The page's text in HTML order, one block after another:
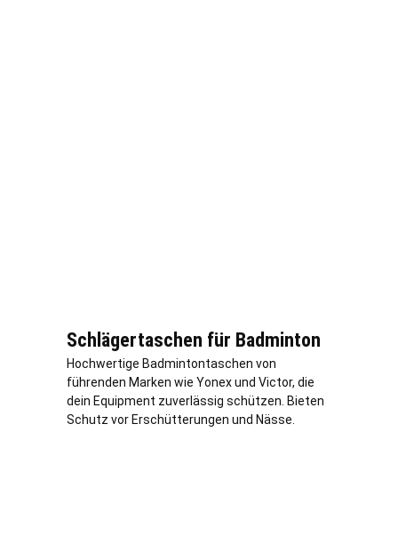
Schlägertaschen für Badminton
Hochwertige Badmintontaschen von
führenden Marken wie Yonex und Victor, die
dein Equipment zuverlässig schützen. Bieten
Schutz vor Erschütterungen und Nässe.